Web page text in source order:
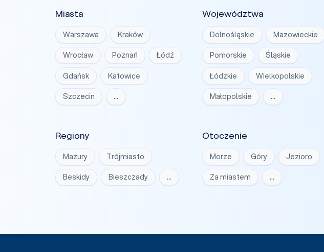
Miasta
Warszawa Kraków
Wrocław Poznań Łódź
Gdańsk Katowice
Szczecin …
Województwa
Dolnośląskie Mazowieckie
Pomorskie Śląskie
Łódzkie Wielkopolskie
Małopolskie …
Regiony
Mazury Trójmiasto
Beskidy Bieszczady …
Otoczenie
Morze Góry Jezioro
Za miastem …